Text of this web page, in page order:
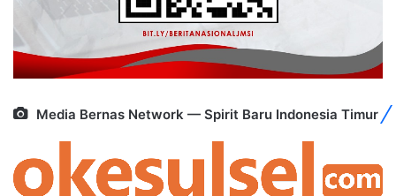
Media Bernas Network — Spirit Baru Indonesia Timur